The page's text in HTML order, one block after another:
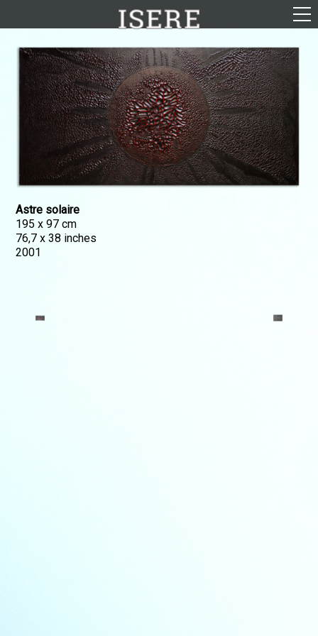
English (US)
Français
Portrait
Parcours
Galerie
Photomontages
Téléchargements
Astre solaire
195 x 97 cm
76,7 x 38 inches
2001